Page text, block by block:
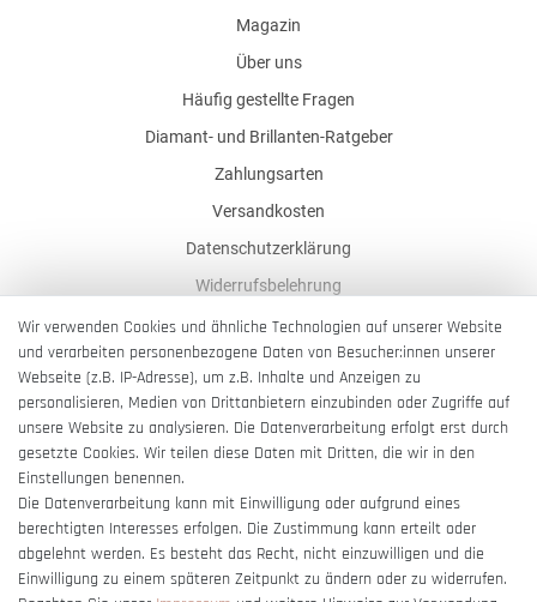
Magazin
Über uns
Häufig gestellte Fragen
Diamant- und Brillanten-Ratgeber
Zahlungsarten
Versandkosten
Datenschutzerklärung
Widerrufsbelehrung
AGB
Impressum
Barrierefreiheitserklärung
Vertrag widerrufen
Wir verwenden Cookies und ähnliche Technologien auf unserer Website
und verarbeiten personenbezogene Daten von Besucher:innen unserer
Webseite (z.B. IP-Adresse), um z.B. Inhalte und Anzeigen zu
personalisieren, Medien von Drittanbietern einzubinden oder Zugriffe auf
unsere Website zu analysieren. Die Datenverarbeitung erfolgt erst durch
gesetzte Cookies. Wir teilen diese Daten mit Dritten, die wir in den
Einstellungen benennen.
Die Datenverarbeitung kann mit Einwilligung oder aufgrund eines
berechtigten Interesses erfolgen. Die Zustimmung kann erteilt oder
abgelehnt werden. Es besteht das Recht, nicht einzuwilligen und die
Einwilligung zu einem späteren Zeitpunkt zu ändern oder zu widerrufen.